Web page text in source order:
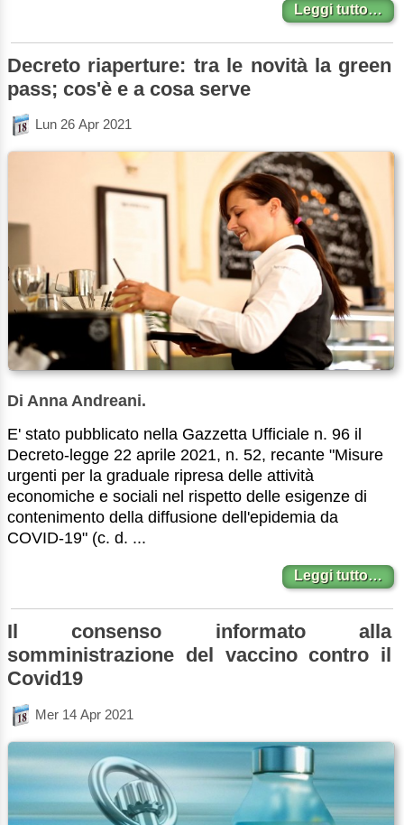
Leggi tutto…
Decreto riaperture: tra le novità la green
pass; cos'è e a cosa serve
Lun 26 Apr 2021
Di Anna Andreani.
E' stato pubblicato nella Gazzetta Ufficiale n. 96 il
Decreto-legge 22 aprile 2021, n. 52, recante "Misure
urgenti per la graduale ripresa delle attività
economiche e sociali nel rispetto delle esigenze di
contenimento della diffusione dell'epidemia da
COVID-19" (c. d. ...
Leggi tutto…
Il consenso informato alla
somministrazione del vaccino contro il
Covid19
Mer 14 Apr 2021